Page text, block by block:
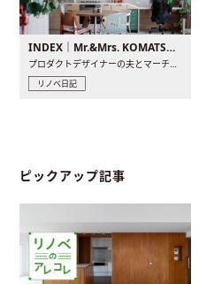
INDEX｜Mr.&Mrs. KOMATSU renovation diary
プロダクトデザイナーの夫とマーチャンダイザーの妻が、夫婦で..
リノベ日記
ピックアップ記事